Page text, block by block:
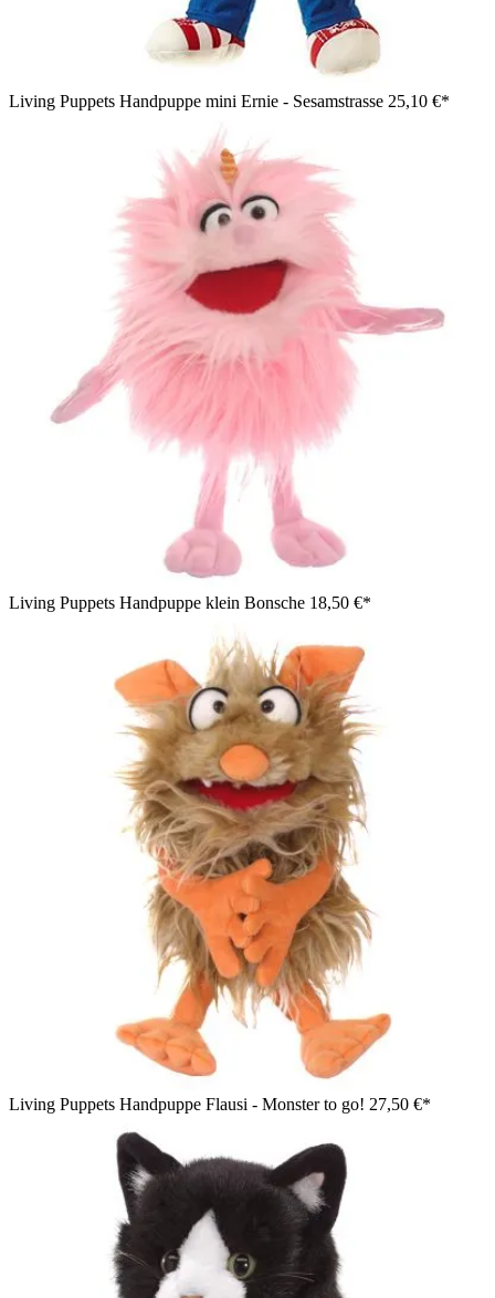
Living Puppets Handpuppe mini Ernie - Sesamstrasse 25,10 €*
Living Puppets Handpuppe klein Bonsche 18,50 €*
Living Puppets Handpuppe Flausi - Monster to go! 27,50 €*